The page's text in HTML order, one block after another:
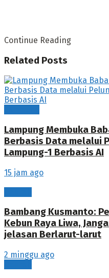
Continue Reading
Related Posts
Lampung Membuka
Berbasis Data melalui
Lampung-1 Berbasis AI
15 jam ago
Bambang Kusmanto:
Kebun Raya Liwa,
jelasan Berlarut-larut
2 minggu ago